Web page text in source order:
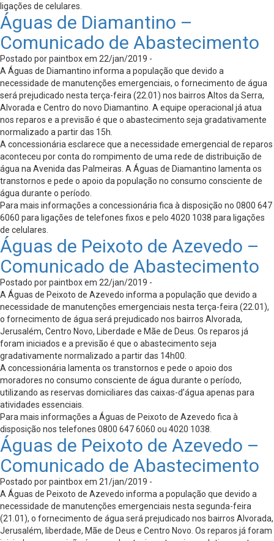
ligações de celulares.
Águas de Diamantino –
Comunicado de Abastecimento
Postado por paintbox em 22/jan/2019 -
A Águas de Diamantino informa a população que devido a
necessidade de manutenções emergenciais, o fornecimento de água
será prejudicado nesta terça-feira (22.01) nos bairros Altos da Serra,
Alvorada e Centro do novo Diamantino. A equipe operacional já atua
nos reparos e a previsão é que o abastecimento seja gradativamente
normalizado a partir das 15h.
A concessionária esclarece que a necessidade emergencial de reparos
aconteceu por conta do rompimento de uma rede de distribuição de
água na Avenida das Palmeiras. A Águas de Diamantino lamenta os
transtornos e pede o apoio da população no consumo consciente de
água durante o período.
Para mais informações a concessionária fica à disposição no 0800 647
6060 para ligações de telefones fixos e pelo 4020 1038 para ligações
de celulares.
Águas de Peixoto de Azevedo –
Comunicado de Abastecimento
Postado por paintbox em 22/jan/2019 -
A Águas de Peixoto de Azevedo informa a população que devido a
necessidade de manutenções emergenciais nesta terça-feira (22.01),
o fornecimento de água será prejudicado nos bairros Alvorada,
Jerusalém, Centro Novo, Liberdade e Mãe de Deus. Os reparos já
foram iniciados e a previsão é que o abastecimento seja
gradativamente normalizado a partir das 14h00.
A concessionária lamenta os transtornos e pede o apoio dos
moradores no consumo consciente de água durante o período,
utilizando as reservas domiciliares das caixas-d’água apenas para
atividades essenciais.
Para mais informações a Águas de Peixoto de Azevedo fica à
disposição nos telefones 0800 647 6060 ou 4020 1038.
Águas de Peixoto de Azevedo –
Comunicado de Abastecimento
Postado por paintbox em 21/jan/2019 -
A Águas de Peixoto de Azevedo informa a população que devido a
necessidade de manutenções emergenciais nesta segunda-feira
(21.01), o fornecimento de água será prejudicado nos bairros Alvorada,
Jerusalém, liberdade, Mãe de Deus e Centro Novo. Os reparos já foram